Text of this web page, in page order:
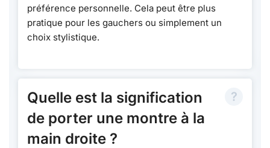
préférence personnelle. Cela peut être plus
pratique pour les gauchers ou simplement un
choix stylistique.
Quelle est la signification
de porter une montre à la
main droite ?